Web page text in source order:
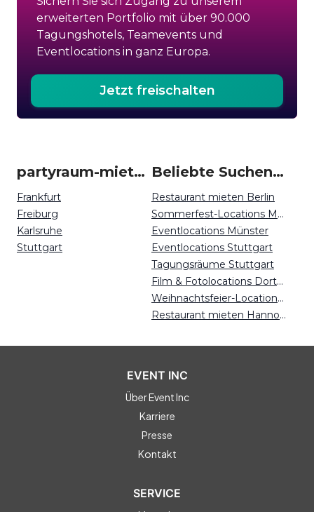
erweiterten Portfolio mit über 90.000
Tagungshotels, Teamevents und
Eventlocations in ganz Europa.
Jetzt freischalten
partyraum-mieten um Sindelfingen
Frankfurt
Freiburg
Karlsruhe
Stuttgart
Beliebte Suchen auf Event Inc
Restaurant mieten Berlin
Sommerfest-Locations München
Eventlocations Münster
Eventlocations Stuttgart
Tagungsräume Stuttgart
Film & Fotolocations Dortmund
Weihnachtsfeier-Locations Dresden
Restaurant mieten Hannover
EVENT INC
Über Event Inc
Karriere
Presse
Kontakt
SERVICE